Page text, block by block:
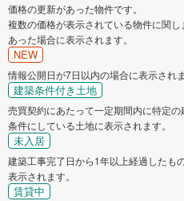
価格の更新があった物件です。
複数の価格が表示されている物件に関
あった場合に表示されます。
NEW
情報公開日が7日以内の場合に表示されま
建築条件付き土地
売買契約にあたって一定期間内に特定
条件にしている土地に表示されます。
未入居
建築工事完了日から1年以上経過したも
表示されます。
賃貸中